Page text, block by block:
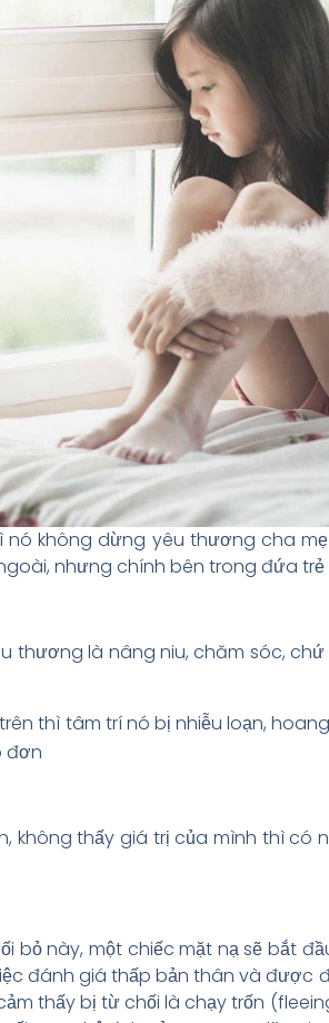
nó không dừng yêu thương cha
nhưng chính bên trong đứa
thương là nâng niu, chăm sóc,
thì tâm trí nó bị nhiễu loạn,
đơn
không thấy giá trị của mình thì
bỏ này, một chiếc mặt nạ sẽ bắt
đánh giá thấp bản thân và được
thấy bị từ chối là chạy trốn